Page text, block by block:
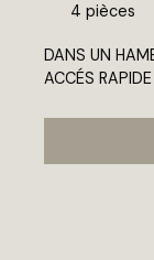
4 pièces
DANS UN
ACCÉS
composé
47 m2 , 3
et baignoire .